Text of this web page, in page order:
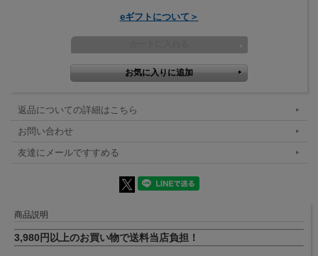
eギフトについて＞
返品についての詳細はこちら
お問い合わせ
友達にメールですすめる
商品説明
3,980円以上のお買い物で送料当店負担！